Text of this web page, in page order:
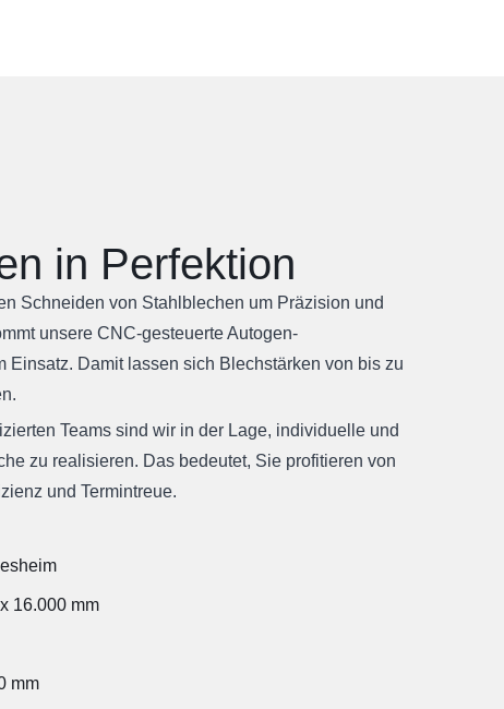
in Perfektion
Schneiden von Stahlblechen um Präzision und
unsere CNC-gesteuerte Autogen-
Einsatz. Damit lassen sich Blechstärken von bis zu
Teams sind wir in der Lage, individuelle und
zu realisieren. Das bedeutet, Sie profitieren von
und Termintreue.
16.000 mm
mm